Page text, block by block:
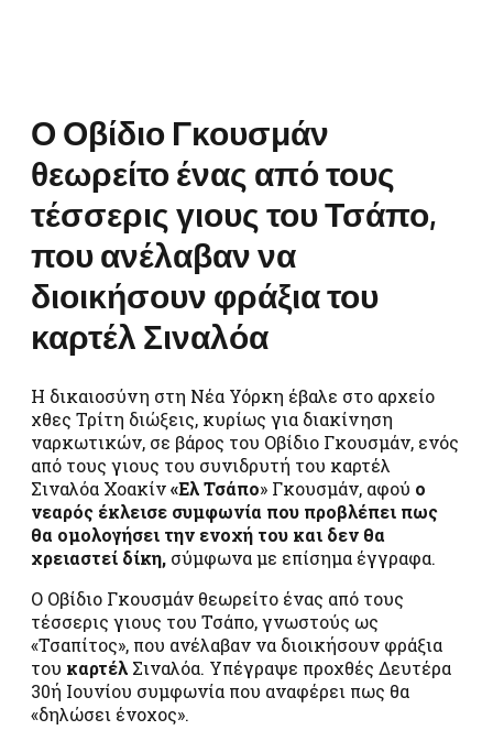
Ο Οβίδιο Γκουσμάν
θεωρείτο ένας από τους
τέσσερις γιους του Τσάπο,
που ανέλαβαν να
διοικήσουν φράξια του
καρτέλ Σιναλόα
Η δικαιοσύνη στη Νέα Υόρκη έβαλε στο αρχείο
χθες Τρίτη διώξεις, κυρίως για διακίνηση
ναρκωτικών, σε βάρος του Οβίδιο Γκουσμάν, ενός
από τους γιους του συνιδρυτή του καρτέλ
Σιναλόα Χοακίν«Ελ Τσάπο» Γκουσμάν, αφού ο
νεαρός έκλεισε συμφωνία που προβλέπει πως
θα ομολογήσει την ενοχή του και δεν θα
χρειαστεί δίκη, σύμφωνα με επίσημα έγγραφα.
Ο Οβίδιο Γκουσμάν θεωρείτο ένας από τους
τέσσερις γιους του Τσάπο, γνωστούς ως
«Τσαπίτος», που ανέλαβαν να διοικήσουν φράξια
του καρτέλ Σιναλόα. Υπέγραψε προχθές Δευτέρα
30ή Ιουνίου συμφωνία που αναφέρει πως θα
«δηλώσει ένοχος».